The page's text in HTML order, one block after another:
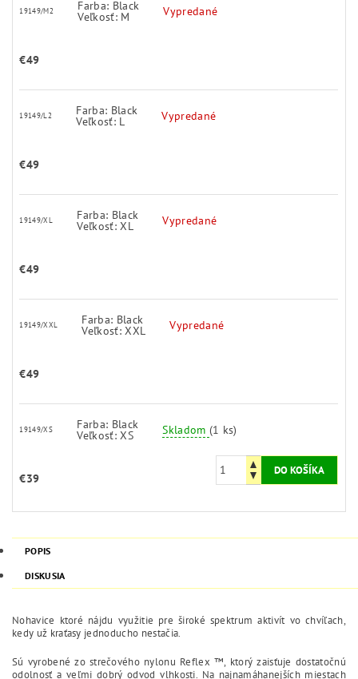
19149/M2 Farba: Black
Veľkosť: M Vypredané
€49
19149/L2 Farba: Black
Veľkosť: L Vypredané
€49
19149/XL Farba: Black
Veľkosť: XL Vypredané
€49
19149/XXL Farba: Black
Veľkosť: XXL Vypredané
€49
19149/XS Farba: Black
Veľkosť: XS Skladom (1 ks)
€39
POPIS
DISKUSIA
Nohavice ktoré nájdu využitie pre široké spektrum aktivít vo chvíľach,
kedy už kraťasy jednoducho nestačia.
Sú vyrobené zo strečového nylonu Reflex ™, ktorý zaisťuje dostatočnú
odolnosť a veľmi dobrý odvod vlhkosti. Na najnamáhanejších miestach